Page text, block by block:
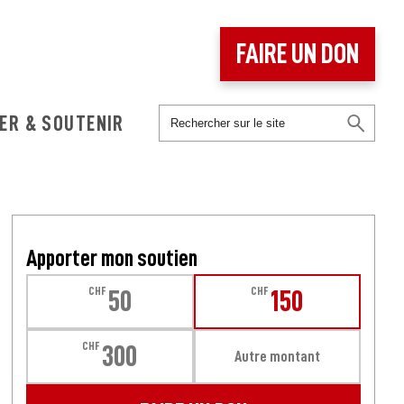
& SOUTENIR
FAIRE UN DON
Apporter mon soutien
CHF 50 CHF 150
CHF 300 Autre montant